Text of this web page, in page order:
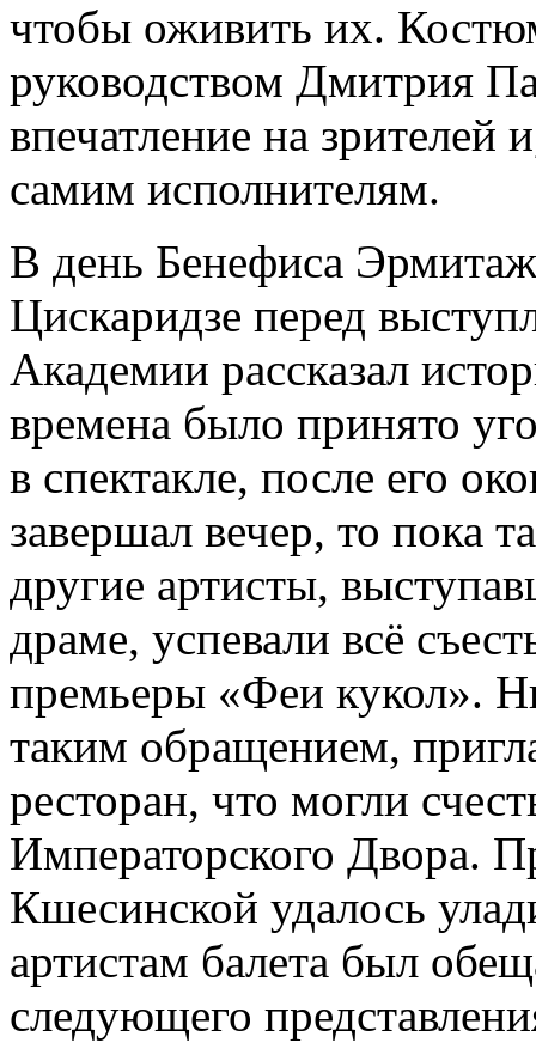
чтобы оживить их.
руководством Дмитрия
впечатление на зрителей
самим исполнителям.
В день Бенефиса
Цискаридзе перед
Академии рассказал
времена было принято
в спектакле, после его
завершал вечер, то пока
другие артисты,
драме, успевали всё
премьеры «Феи кукол».
таким обращением,
ресторан, что могли
Императорского Двора.
Кшесинской удалось
артистам балета был
следующего